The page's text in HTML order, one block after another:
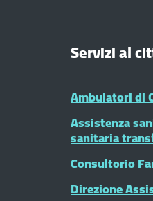
Servizi al
Ambulatori di
Assistenza
sanitaria
Consultorio
Direzione